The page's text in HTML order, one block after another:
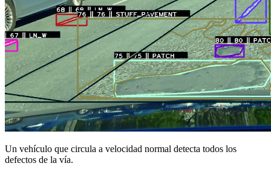
Un vehículo que circula a velocidad normal detecta todos los
defectos de la vía.